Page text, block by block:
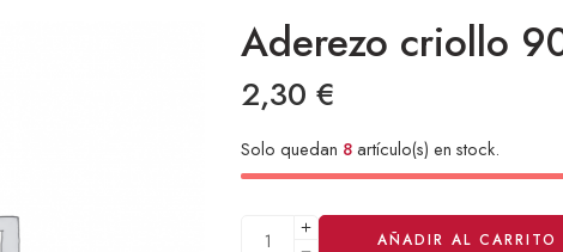
Aderezo criollo
2,30 €
Solo quedan 8artículo(s) en stock.
AÑADIR AL CARRITO
Alternative: